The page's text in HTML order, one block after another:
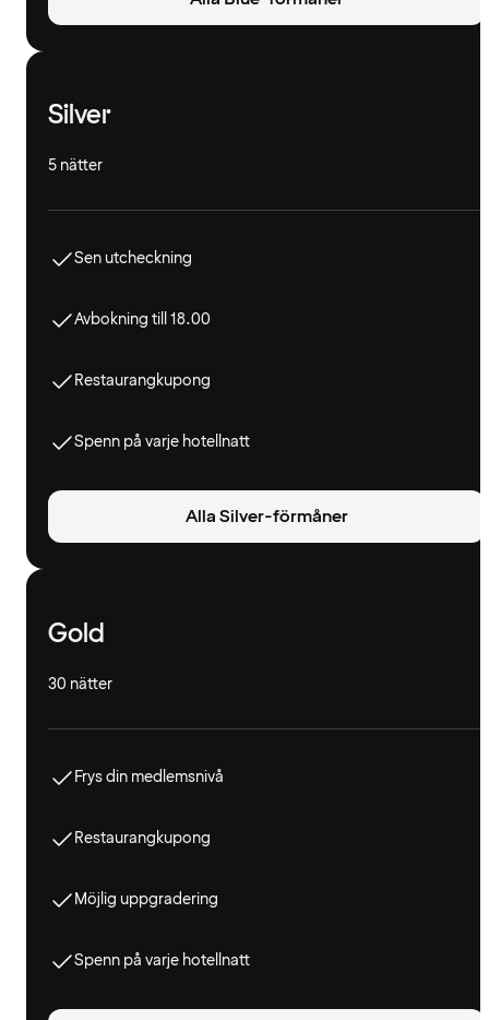
Silver
5 nätter
Sen utcheckning
Avbokning till 18.00
Restaurangkupong
Spenn på varje hotellnatt
Alla Silver-förmåner
Gold
30 nätter
Frys din medlemsnivå
Restaurangkupong
Möjlig uppgradering
Spenn på varje hotellnatt